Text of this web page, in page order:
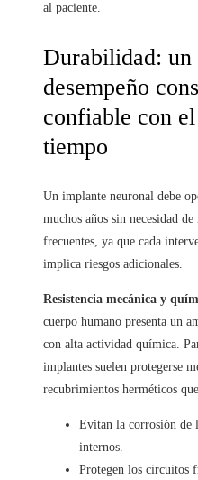
al paciente.
Durabilidad: un
desempeño
confiable con
tiempo
Un implante neuronal debe
muchos años sin necesidad de
frecuentes, ya que cada
implica riesgos adicionales.
Resistencia mecánica y
cuerpo humano presenta un
con alta actividad química.
implantes suelen protegerse
recubrimientos herméticos
Evitan la corrosión de
internos.
Protegen los circuitos